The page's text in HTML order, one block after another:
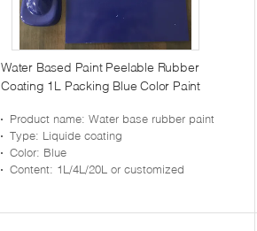
Water Based Paint Peelable Rubber
Coating 1L Packing Blue Color Paint
Product name: Water base rubber paint
Type: Liquide coating
Color: Blue
Content: 1L/4L/20L or customized